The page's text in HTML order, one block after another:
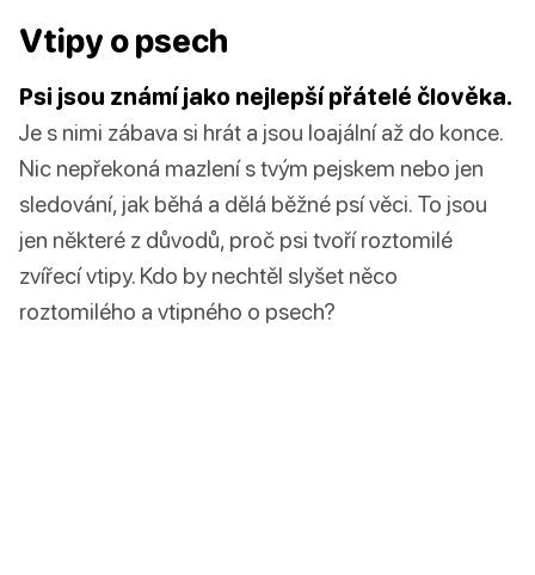
Vtipy o psech
Psi jsou známí jako nejlepší přátelé člověka.
Je s nimi zábava si hrát a jsou loajální až do konce.
Nic nepřekoná mazlení s tvým pejskem nebo jen
sledování, jak běhá a dělá běžné psí věci. To jsou
jen některé z důvodů, proč psi tvoří roztomilé
zvířecí vtipy. Kdo by nechtěl slyšet něco
roztomilého a vtipného o psech?